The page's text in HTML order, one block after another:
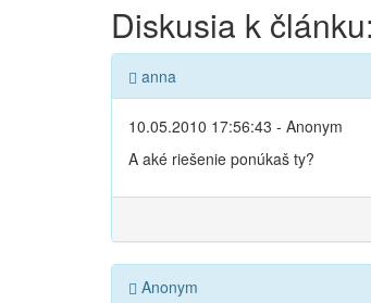
Diskusia k článku:
anna
10.05.2010 17:56:43 - Anonym
A aké riešenie ponúkaš ty?
Anonym